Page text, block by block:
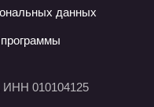
данных
010104125